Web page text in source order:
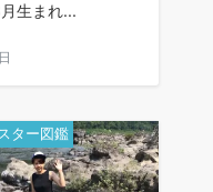
生まれ...
ター図鑑